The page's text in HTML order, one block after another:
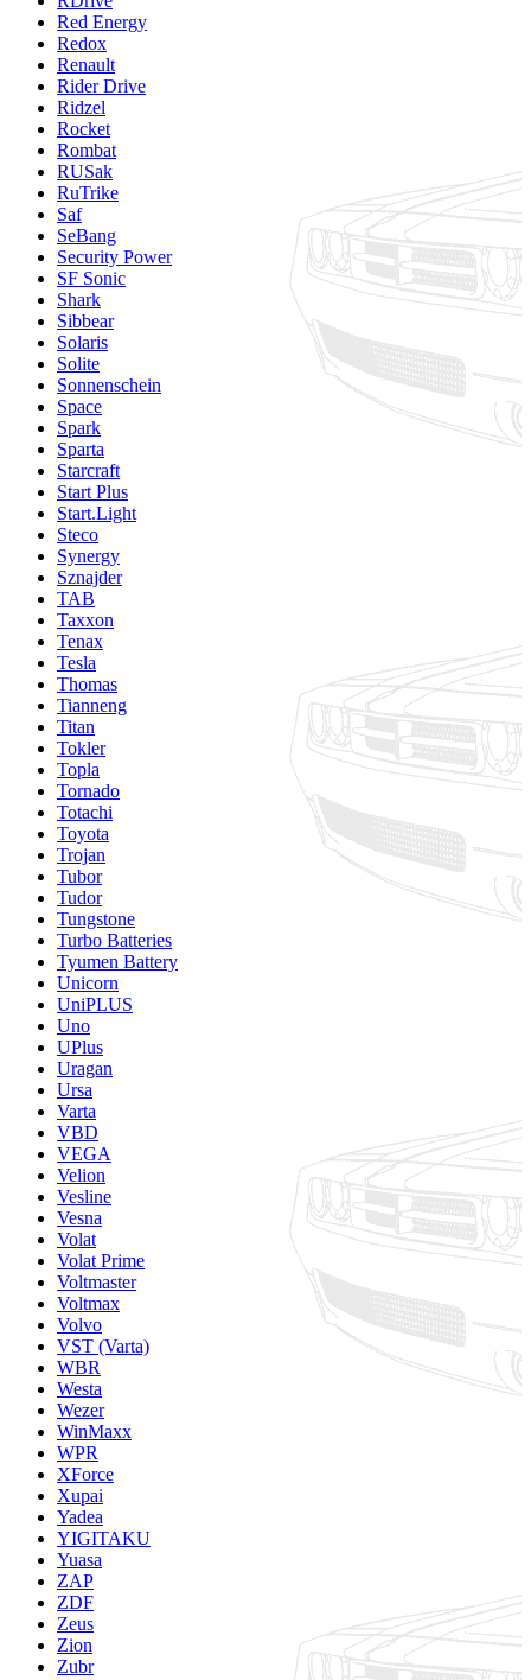
Red Energy
Redox
Renault
Rider Drive
Ridzel
Rocket
Rombat
RUSak
RuTrike
Saf
SeBang
Security Power
SF Sonic
Shark
Sibbear
Solaris
Solite
Sonnenschein
Space
Spark
Sparta
Starcraft
Start Plus
Start.Light
Steco
Synergy
Sznajder
TAB
Taxxon
Tenax
Tesla
Thomas
Tianneng
Titan
Tokler
Topla
Tornado
Totachi
Toyota
Trojan
Tubor
Tudor
Tungstone
Turbo Batteries
Tyumen Battery
Unicorn
UniPLUS
Uno
UPlus
Uragan
Ursa
Varta
VBD
VEGA
Velion
Vesline
Vesna
Volat
Volat Prime
Voltmaster
Voltmax
Volvo
VST (Varta)
WBR
Westa
Wezer
WinMaxx
WPR
XForce
Xupai
Yadea
YIGITAKU
Yuasa
ZAP
ZDF
Zeus
Zion
Zubr